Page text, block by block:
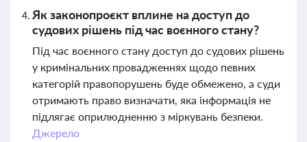
Як законопроєкт вплине на доступ до
судових рішень під час воєнного стану?
Під час воєнного стану доступ до судових рішень
у кримінальних провадженнях щодо певних
категорій правопорушень буде обмежено, а суди
отримають право визначати, яка інформація не
підлягає оприлюдненню з міркувань безпеки.
Джерело